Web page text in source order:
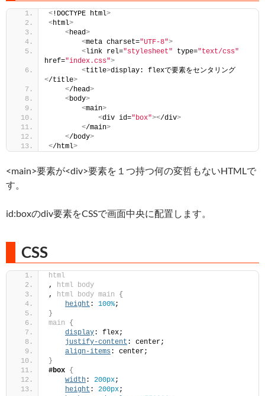
< !DOCTYPE html>
<html>
<head>
<meta charset="UTF-8">
<link rel="stylesheet" type="text/css"
href="index.css">
<title>display: flexで要素をセンタリング
</title>
</head>
<body>
<main>
<div id="box"></div>
</main>
</body>
</html>
<main>要素が<div>要素を１つ持つ何の変哲もないHTMLで
す。
id:boxのdiv要素をCSSで画面中央に配置します。
CSS
html
, html body
, html body main
{
height : 100%;
}
main
{
display: flex;
justify-content : center;
align-items : center;
}
#box {
width: 200px;
height : 200px;